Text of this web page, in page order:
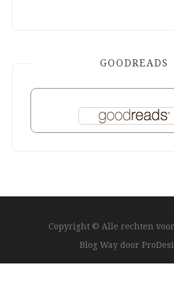
GOODREADS
Copyright © Alle rechten
Blog Way door